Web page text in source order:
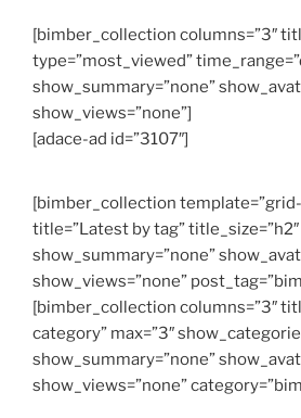
[bimber_collection columns=”3″
type=”most_viewed”
show_summary=”none”
show_views=”none”]
[adace-ad id=”3107″]
[bimber_collection template=”grid-
title=”Latest by tag” title_size=”h2″
show_summary=”none”
show_views=”none”
[bimber_collection columns=”3″
category” max=”3″
show_summary=”none”
show_views=”none”